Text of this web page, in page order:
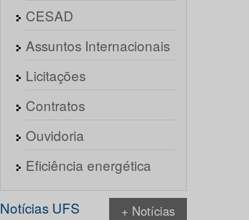
CESAD
Assuntos Internacionais
Licitações
Contratos
Ouvidoria
Eficiência energética
Notícias UFS + Notícias